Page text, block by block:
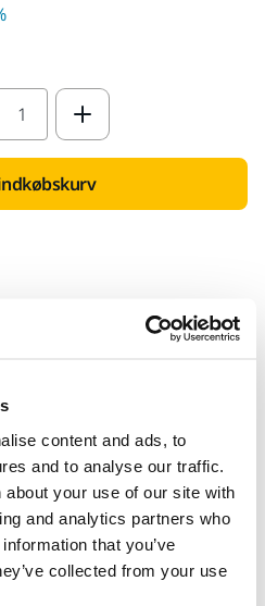
content and ads, to
and to analyse our traffic.
your use of our site with
and analytics partners who
that you’ve
collected from your use
value
over 599,- kr incl moms.